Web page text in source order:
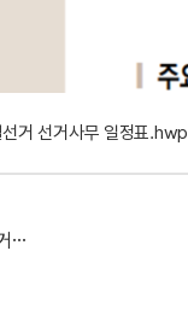
거 선거사무 일정표.hwp
서울특별시교육감보궐선거 거소투표 안내문 및 신고서식